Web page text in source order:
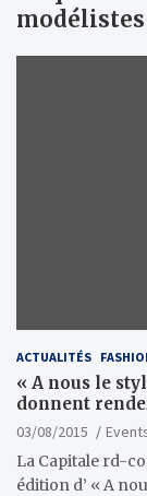
modélistes
ACTUALITÉS
« A nous le
donnent
03/08/2015
La Capitale rd-
édition d’ « A